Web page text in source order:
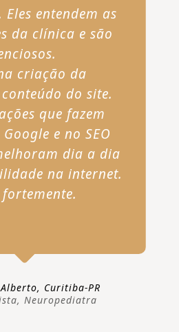
entendem as
da clínica e são
criação da
do site.
que fazem
e no SEO
dia a dia
na internet.
Curitiba-PR
Neuropediatra